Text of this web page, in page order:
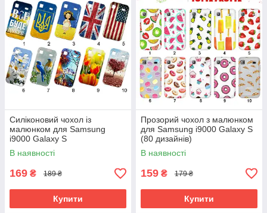
Силіконовий чохол із
малюнком для Samsung
i9000 Galaxy S
В наявності
169 ₴ 189 ₴
Купити
Прозорий чохол з малюнком
для Samsung i9000 Galaxy S
(80 дизайнів)
В наявності
159 ₴ 179 ₴
Купити